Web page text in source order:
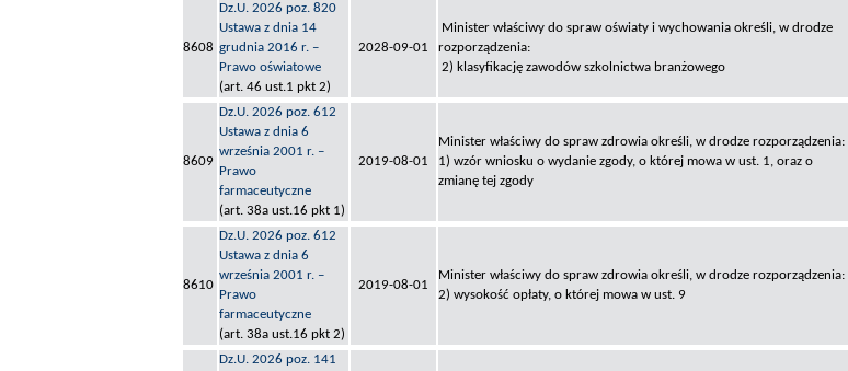
8608
Dz.U. 2026 poz. 820
Ustawa z dnia 14
grudnia 2016 r. –
Prawo oświatowe
(art. 46 ust.1 pkt 2)
2028-09-01
Minister właściwy do spraw oświaty i wychowania określi, w drodze
rozporządzenia:
2) klasyfikację zawodów szkolnictwa branżowego
8609
Dz.U. 2026 poz. 612
Ustawa z dnia 6
września 2001 r. –
Prawo
farmaceutyczne
(art. 38a ust.16 pkt 1)
2019-08-01
Minister właściwy do spraw zdrowia określi, w drodze rozporządzenia:
1) wzór wniosku o wydanie zgody, o której mowa w ust. 1, oraz o
zmianę tej zgody
8610
Dz.U. 2026 poz. 612
Ustawa z dnia 6
września 2001 r. –
Prawo
farmaceutyczne
(art. 38a ust.16 pkt 2)
2019-08-01
Minister właściwy do spraw zdrowia określi, w drodze rozporządzenia:
2) wysokość opłaty, o której mowa w ust. 9
Dz.U. 2026 poz. 141